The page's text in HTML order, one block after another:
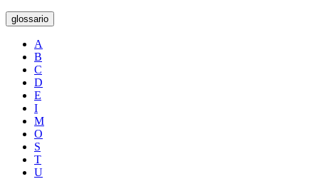
glossario
A
B
C
D
E
I
M
O
S
T
U